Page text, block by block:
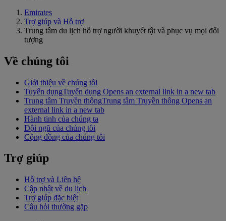
Emirates
Trợ giúp và Hỗ trợ
Trung tâm du lịch hỗ trợ người khuyết tật và phục vụ mọi đối
tượng
Về chúng tôi
Giới thiệu về chúng tôi
Tuyển dụngTuyển dụng Opens an external link in a new tab
Trung tâm Truyền thôngTrung tâm Truyền thông Opens an
external link in a new tab
Hành tinh của chúng ta
Đội ngũ của chúng tôi
Cộng đồng của chúng tôi
Trợ giúp
Hỗ trợ và Liên hệ
Cập nhật về du lịch
Trợ giúp đặc biệt
Câu hỏi thường gặp